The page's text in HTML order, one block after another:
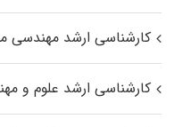
کارشناسی ارشد مهندسی
کارشناسی ارشد علوم و